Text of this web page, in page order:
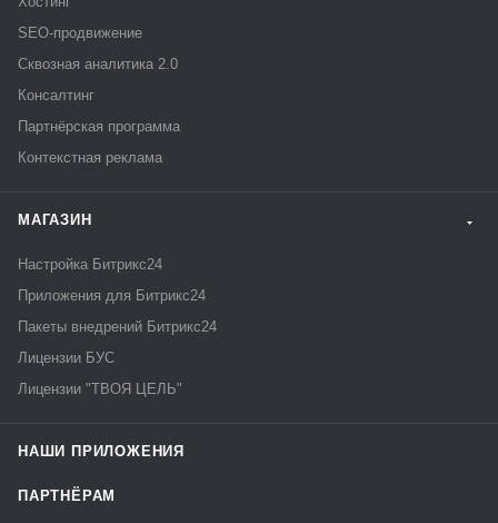
SEO-продвижение
Сквозная аналитика 2.0
Консалтинг
Партнёрская программа
Контекстная реклама
МАГАЗИН
Настройка Битрикс24
Приложения для Битрикс24
Пакеты внедрений Битрикс24
Лицензии БУС
Лицензии "ТВОЯ ЦЕЛЬ"
НАШИ ПРИЛОЖЕНИЯ
ПАРТНЁРАМ